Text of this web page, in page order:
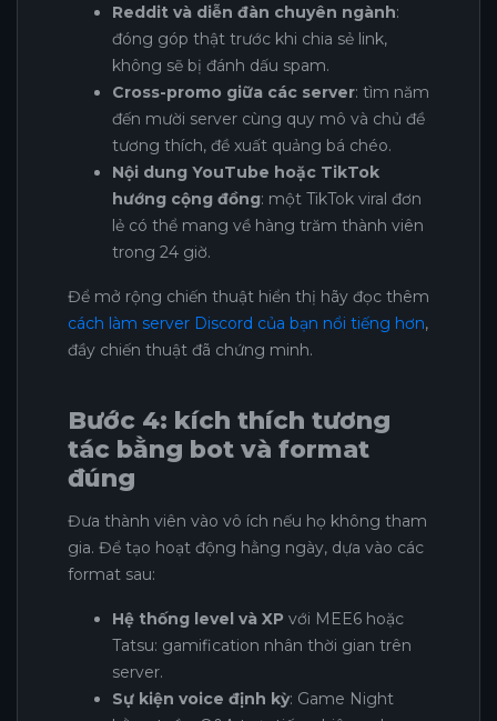
Reddit và diễn đàn chuyên ngành:
đóng góp thật trước khi chia sẻ link,
không sẽ bị đánh dấu spam.
Cross-promo giữa các server: tìm năm
đến mười server cùng quy mô và chủ đề
tương thích, đề xuất quảng bá chéo.
Nội dung YouTube hoặc TikTok
hướng cộng đồng: một TikTok viral đơn
lẻ có thể mang về hàng trăm thành viên
trong 24 giờ.
Để mở rộng chiến thuật hiển thị hãy đọc thêm
cách làm server Discord của bạn nổi tiếng hơn,
đầy chiến thuật đã chứng minh.
Bước 4: kích thích tương
tác bằng bot và format
đúng
Đưa thành viên vào vô ích nếu họ không tham
gia. Để tạo hoạt động hằng ngày, dựa vào các
format sau:
Hệ thống level và XP với MEE6 hoặc
Tatsu: gamification nhân thời gian trên
server.
Sự kiện voice định kỳ: Game Night